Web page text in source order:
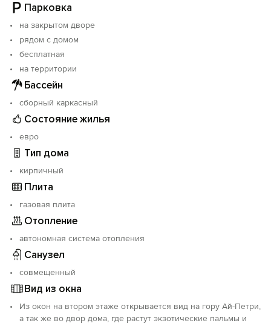
Парковка
на закрытом дворе
рядом с домом
бесплатная
на территории
Бассейн
сборный каркасный
Состояние жилья
евро
Тип дома
кирпичный
Плита
газовая плита
Отопление
автономная система отопления
Санузел
совмещенный
Вид из окна
Из окон на втором этаже открывается вид на гору Ай-Петри,
а так же во двор дома, где растут экзотические пальмы и